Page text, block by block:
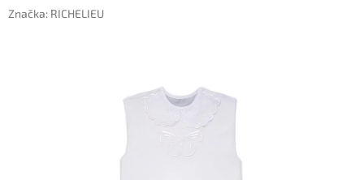
Značka: RICHELIEU